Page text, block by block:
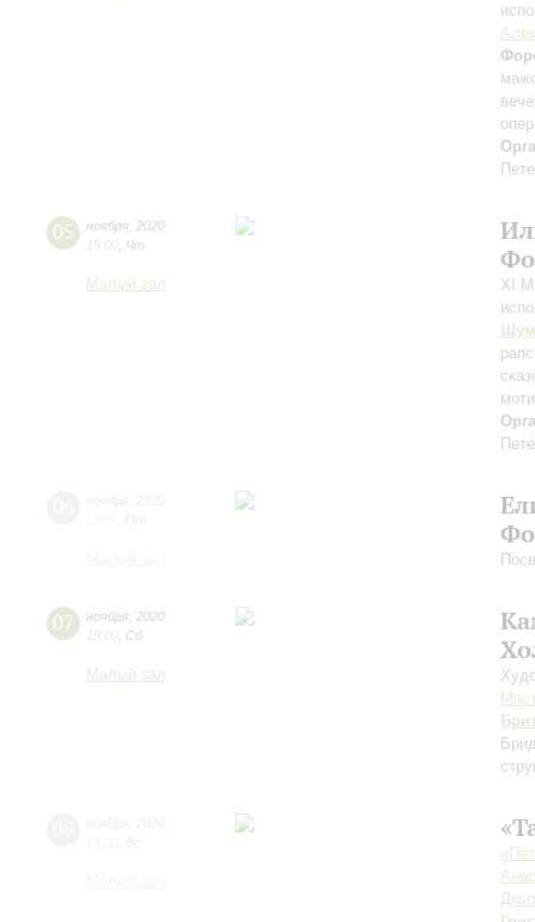
05 ноября 2020
19:00 Чт
Малый зал
XI
07 ноября 2020
19:00 Сб
Малый зал